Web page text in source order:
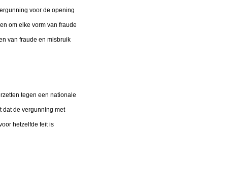
voor de opening
om elke vorm van fraude
van fraude en misbruik
tegen een nationale
dat de vergunning met
hetzelfde feit is